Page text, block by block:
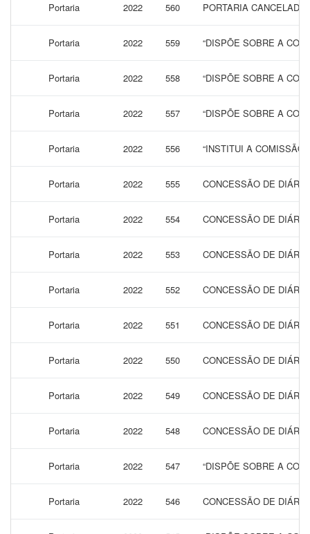
Portaria 2022 560 PORTARIA CANCELADA
Portaria 2022 559 “DISPÕE SOBRE A
Portaria 2022 558 “DISPÕE SOBRE A
Portaria 2022 557 “DISPÕE SOBRE A
Portaria 2022 556 “INSTITUI A COMISSÃO
Portaria 2022 555 CONCESSÃO DE
Portaria 2022 554 CONCESSÃO DE
Portaria 2022 553 CONCESSÃO DE
Portaria 2022 552 CONCESSÃO DE
Portaria 2022 551 CONCESSÃO DE
Portaria 2022 550 CONCESSÃO DE
Portaria 2022 549 CONCESSÃO DE
Portaria 2022 548 CONCESSÃO DE
Portaria 2022 547 “DISPÕE SOBRE A
Portaria 2022 546 CONCESSÃO DE